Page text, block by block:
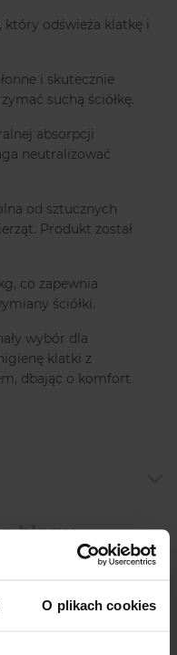
O plikach cookies
który odświeża klatkę i
i skutecznie
suchą ściółkę.
absorpcji
neutralizować
od sztucznych
Produkt został
co zapewnia
ściółki.
wybór dla
klatki z
dbając o komfort
blogu